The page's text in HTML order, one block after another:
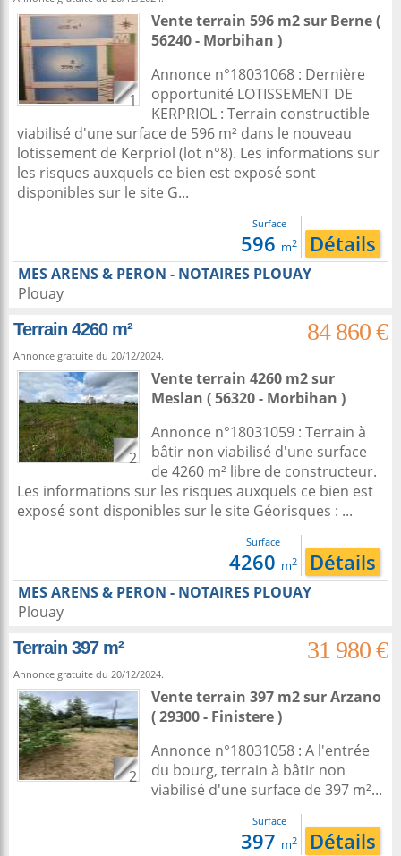
1
Vente terrain 596 m2sur Berne(
56240 - Morbihan )
Annonce n°18031068 : Dernière
opportunité LOTISSEMENT DE
KERPRIOL : Terrain constructible
viabilisé d'une surface de 596 m² dans le nouveau
lotissement de Kerpriol (lot n°8). Les informations sur
les risques auxquels ce bien est exposé sont
disponibles sur le site G...
Surface
596 m2 Détails
MES ARENS & PERON - NOTAIRES PLOUAY
Plouay
Terrain 4260 m²
84 860 €
Annonce gratuite du 20/12/2024.
2
Vente terrain 4260 m2sur
Meslan ( 56320 - Morbihan )
Annonce n°18031059 : Terrain à
bâtir non viabilisé d'une surface
de 4260 m² libre de constructeur.
Les informations sur les risques auxquels ce bien est
exposé sont disponibles sur le site Géorisques : ...
Surface
4260 m2 Détails
MES ARENS & PERON - NOTAIRES PLOUAY
Plouay
Terrain 397 m²
31 980 €
Annonce gratuite du 20/12/2024.
2
Vente terrain 397 m2surArzano
( 29300 - Finistere )
Annonce n°18031058 : A l'entrée
du bourg, terrain à bâtir non
viabilisé d'une surface de 397 m²...
Surface
397 m2 Détails